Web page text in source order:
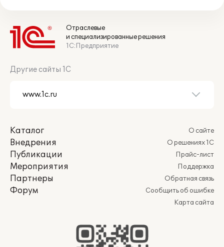
Отраслевые
и специализированные решения
1С:Предприятие
Другие сайты 1С
Каталог
Внедрения
Публикации
Мероприятия
Партнеры
Форум
О сайте
О решениях 1С
Прайс-лист
Поддержка
Обратная связь
Сообщить об ошибке
Карта сайта